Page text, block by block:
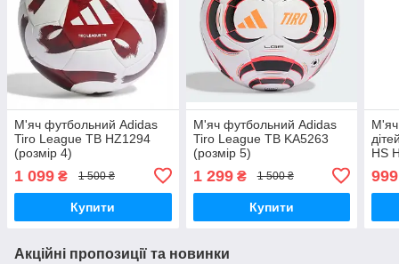
М'яч футбольний Adidas
Tiro League ТВ HZ1294
(розмір 4)
1 099 ₴ 1 500 ₴
Купити
М'яч футбольний Adidas
Tiro League ТВ KA5263
(розмір 5)
1 299₴ 1 500 ₴
Купити
HS
999
Акційні пропозиції та новинки